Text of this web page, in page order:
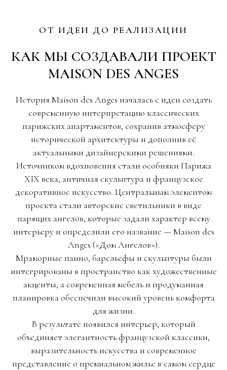
ОТ ИДЕИ ДО РЕАЛИЗАЦИИ
КАК МЫ СОЗДАВАЛИ ПРОЕКТ
MAISON DES ANGES
История Maison des Anges началась с идеи создать
современную интерпретацию классических
парижских апартаментов, сохранив атмосферу
исторической архитектуры и дополнив её
актуальными дизайнерскими решениями.
Источником вдохновения стали особняки Парижа
XIX века, античная скульптура и французское
декоративное искусство. Центральным элементом
проекта стали авторские светильники в виде
парящих ангелов, которые задали характер всему
интерьеру и определили его название — Maison des
Anges («Дом Ангелов»).
Мраморные панно, барельефы и скульптуры были
интегрированы в пространство как художественные
акценты, а современная мебель и продуманная
планировка обеспечили высокий уровень комфорта
для жизни.
В результате появился интерьер, который
объединяет элегантность французской классики,
выразительность искусства и современное
представление о премиальном жилье в самом сердце